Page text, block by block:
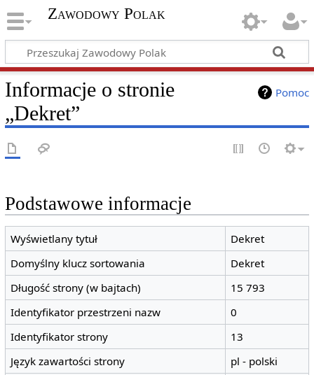
Zawodowy Polak
Pomoc
Informacje o stronie
„Dekret”
Podstawowe informacje
Wyświetlany tytuł
Dekret
Domyślny klucz sortowania
Dekret
Długość strony (w bajtach)
15 793
Identyfikator przestrzeni nazw
0
Identyfikator strony
13
Język zawartości strony
pl - polski